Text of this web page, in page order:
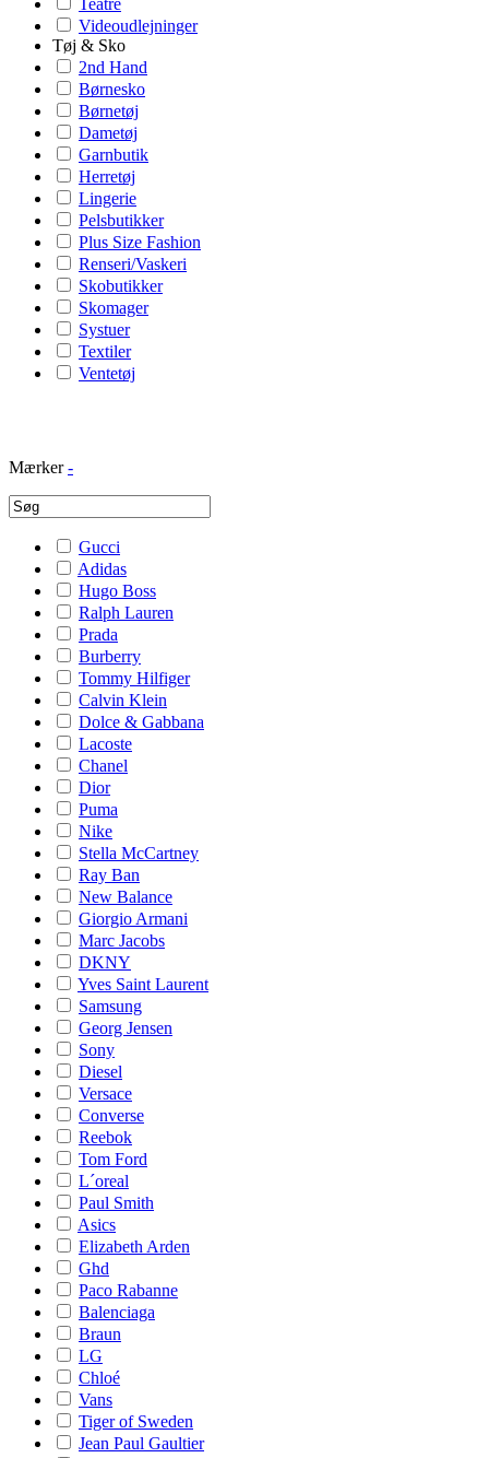
Teatre
Videoudlejninger
Tøj & Sko
2nd Hand
Børnesko
Børnetøj
Dametøj
Garnbutik
Herretøj
Lingerie
Pelsbutikker
Plus Size Fashion
Renseri/Vaskeri
Skobutikker
Skomager
Systuer
Textiler
Ventetøj
Mærker -
Gucci
Adidas
Hugo Boss
Ralph Lauren
Prada
Burberry
Tommy Hilfiger
Calvin Klein
Dolce & Gabbana
Lacoste
Chanel
Dior
Puma
Nike
Stella McCartney
Ray Ban
New Balance
Giorgio Armani
Marc Jacobs
DKNY
Yves Saint Laurent
Samsung
Georg Jensen
Sony
Diesel
Versace
Converse
Reebok
Tom Ford
L´oreal
Paul Smith
Asics
Elizabeth Arden
Ghd
Paco Rabanne
Balenciaga
Braun
LG
Chloé
Vans
Tiger of Sweden
Jean Paul Gaultier